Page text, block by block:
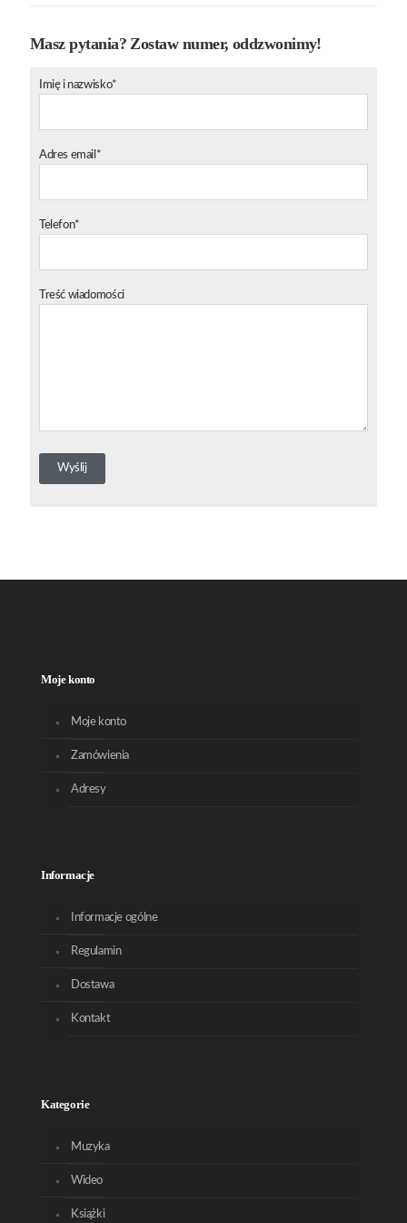
Masz pytania? Zostaw numer, oddzwonimy!
Imię i nazwisko*
Adres email*
Telefon*
Treść wiadomości
Moje konto
Moje konto
Zamówienia
Adresy
Informacje
Informacje ogólne
Regulamin
Dostawa
Kontakt
Kategorie
Muzyka
Wideo
Książki